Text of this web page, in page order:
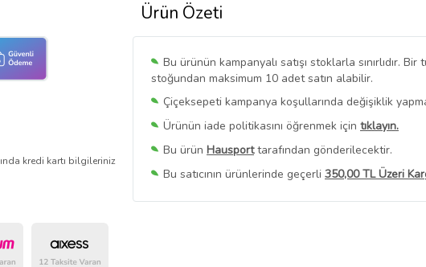
Ürün Özeti
Bu ürünün kampanyalı satışı stoklarla sınırlıdır.
stoğundan maksimum 10 adet satın alabilir.
Çiçeksepeti kampanya koşullarında değişiklik
Ürünün iade politikasını öğrenmek için tıklayın.
Bu ürün Hausporttarafından gönderilecektir.
Bu satıcının ürünlerinde geçerli 350,00 TL Üzeri
Bu SatıcınınTüm Ürünlerini Görüntüle
kredi kartı bilgileriniz